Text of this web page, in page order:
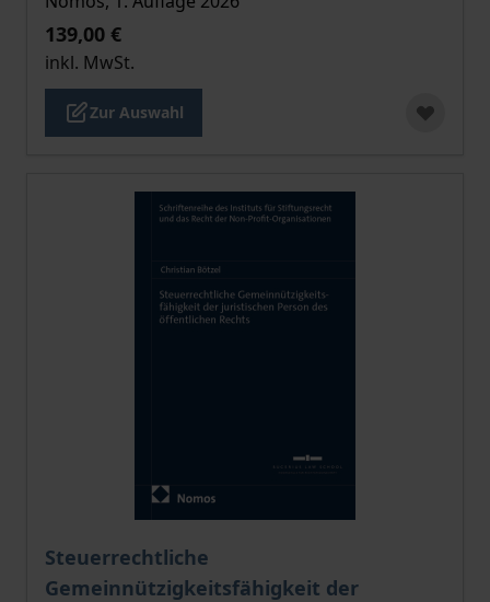
139,00 €
inkl. MwSt.
Zur Auswahl
Steuerrechtliche
Gemeinnützigkeitsfähigkeit der
Der Preis dieses Titels richtet sich nach der